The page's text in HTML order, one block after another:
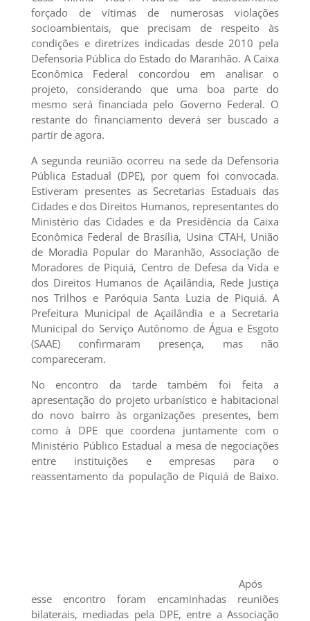
forçado de vítimas de numerosas violações
socioambientais, que precisam de respeito às
condições e diretrizes indicadas desde 2010 pela
Defensoria Pública do Estado do Maranhão. A Caixa
Econômica Federal concordou em analisar o
projeto, considerando que uma boa parte do
mesmo será financiada pelo Governo Federal. O
restante do financiamento deverá ser buscado a
partir de agora.
A segunda reunião ocorreu na sede da Defensoria
Pública Estadual (DPE), por quem foi convocada.
Estiveram presentes as Secretarias Estaduais das
Cidades e dos Direitos Humanos, representantes do
Ministério das Cidades e da Presidência da Caixa
Econômica Federal de Brasília, Usina CTAH, União
de Moradia Popular do Maranhão, Associação de
Moradores de Piquiá, Centro de Defesa da Vida e
dos Direitos Humanos de Açailândia, Rede Justiça
nos Trilhos e Paróquia Santa Luzia de Piquiá. A
Prefeitura Municipal de Açailândia e a Secretaria
Municipal do Serviço Autônomo de Água e Esgoto
(SAAE) confirmaram presença, mas não
compareceram.
No encontro da tarde também foi feita a
apresentação do projeto urbanístico e habitacional
do novo bairro às organizações presentes, bem
como à DPE que coordena juntamente com o
Ministério Público Estadual a mesa de negociações
entre instituições e empresas para o
reassentamento da população de Piquiá de Baixo.
Após
esse encontro foram encaminhadas reuniões
bilaterais, mediadas pela DPE, entre a Associação